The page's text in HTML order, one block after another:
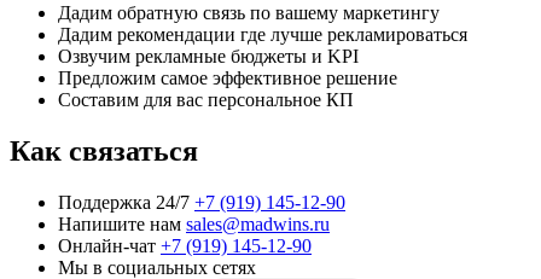
Дадим обратную связь по вашему маркетингу
Дадим рекомендации где лучше рекламироваться
Озвучим рекламные бюджеты и KPI
Предложим самое эффективное решение
Составим для вас персональное КП
Как связаться
Поддержка 24/7 +7 (919) 145-12-90
Напишите нам sales@madwins.ru
Онлайн-чат +7 (919) 145-12-90
Мы в социальных сетях